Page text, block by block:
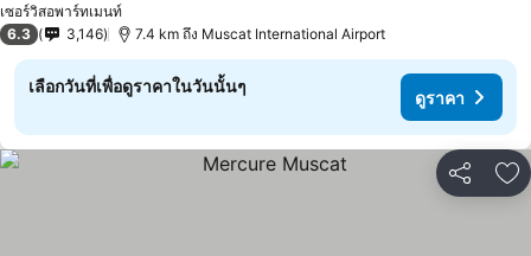
เซอร์วิสอพาร์ทเมนท์
6.3 3,146 7.4 km ถึง Muscat International Airport
เลือกวันที่เพื่อดูราคาในวันนั้นๆ
ดูราคา
แชร์ เ